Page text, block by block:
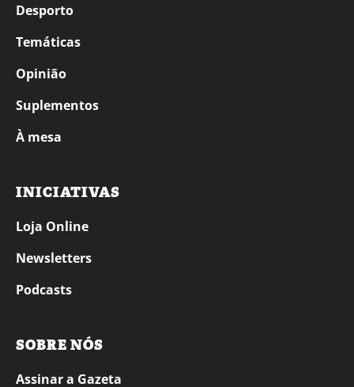
Desporto
Temáticas
Opinião
Suplementos
À mesa
INICIATIVAS
Loja Online
Newsletters
Podcasts
SOBRE NÓS
Assinar a Gazeta